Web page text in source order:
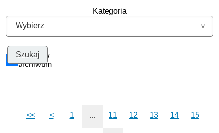
Kategoria
Szukaj w
archiwum
<< < 1 ... 11 12 13 14 15